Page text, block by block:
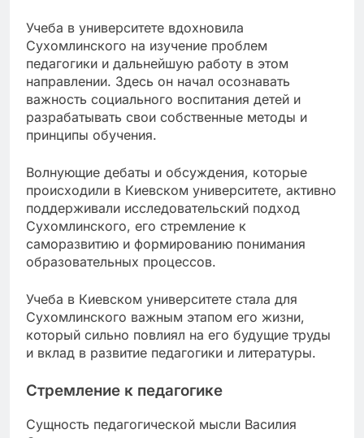
Учеба в университете вдохновила
Сухомлинского на изучение проблем
педагогики и дальнейшую работу в этом
направлении. Здесь он начал осознавать
важность социального воспитания детей и
разрабатывать свои собственные методы и
принципы обучения.
Волнующие дебаты и обсуждения, которые
происходили в Киевском университете, активно
поддерживали исследовательский подход
Сухомлинского, его стремление к
саморазвитию и формированию понимания
образовательных процессов.
Учеба в Киевском университете стала для
Сухомлинского важным этапом его жизни,
который сильно повлиял на его будущие труды
и вклад в развитие педагогики и литературы.
Стремление к педагогике
Сущность педагогической мысли Василия